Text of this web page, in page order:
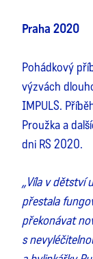
Praha 2020
Pohádkový
výzvách
IMPULS.
Proužka a
dni RS 2020.
„Víla v dětství
přestala
překonávat
s